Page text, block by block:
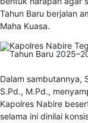
Tahun Baru berjalan
Maha Kuasa.
Dalam sambutannya,
S.Pd., M.Pd.,
Kapolres Nabire
selama ini dinilai